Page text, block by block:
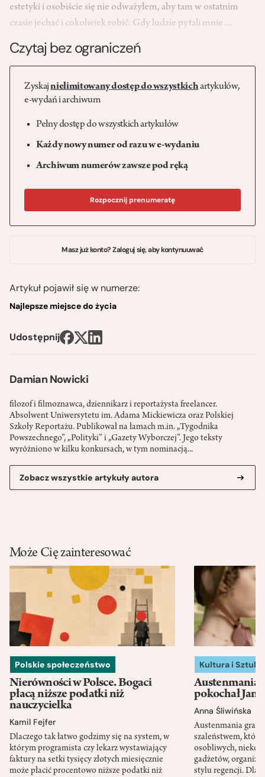
Damian Nowicki
filozof i filmoznawca, dziennikarz i reportażysta freelancer.
Absolwent Uniwersytetu im. Adama Mickiewicza oraz Polskiej
Szkoły Reportażu. Publikował na łamach m.in. „Tygodnika
Powszechnego”, „Polityki” i „Gazety Wyborczej”. Jego teksty
wyróżniono w kilku konkursach, w tym nominacją...
Zobacz wszystkie artykuły autora
estetyki i osobiście się nie odważyłem, aby tam w ostatnim
czasie jechać i cokolwiek robić. Gdy ludzie pytali mnie…
Czytaj bez ograniczeń
Zyskajnielimitowany dostęp do wszystkichartykułów,
e-wydań i archiwum
Pełny dostęp do wszystkich artykułów
Każdy nowy numer od razu w e-wydaniu
Archiwum numerów zawsze pod ręką
Rozpocznij prenumeratę
Masz już konto? Zaloguj się, aby kontynuuwać
Artykuł pojawił się w numerze:
Najlepsze miejsce do życia
Udostępnij
Może Cię zainteresować
Polskie społeczeństwo
Nierówności w Polsce. Bogaci
płacą niższe podatki niż
nauczycielka
Kamil Fejfer
Dlaczego tak łatwo godzimy się na system, w
którym programista czy lekarz wystawiający
faktury na setki tysięcy złotych miesięcznie
może płacić procentowo niższe podatki niż
Kultura i Sztuka
Austenmania.
pokochał
Anna Śliwińska
Austenmania
szaleństwem, które
osobliwych,
gadżetów,
stylu regencji.